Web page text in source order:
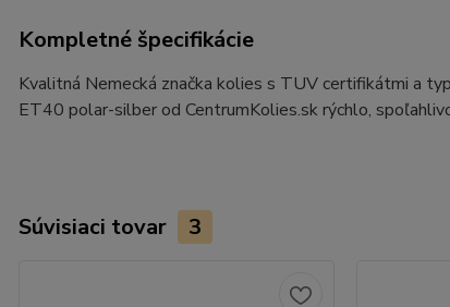
Kompletné špecifikácie
Kvalitná Nemecká značka kolies s TUV certifikátmi a
ET40 polar-silber od CentrumKolies.sk rýchlo,
Súvisiaci tovar 3